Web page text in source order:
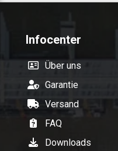
Infocenter
Über uns
Garantie
Versand
FAQ
Downloads